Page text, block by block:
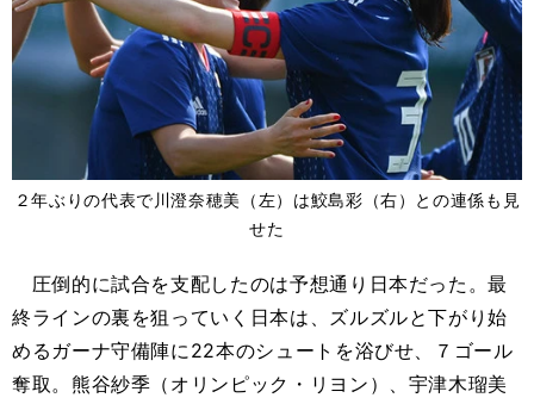
２年ぶりの代表で川澄奈穂美（左）は鮫島彩（右）との連係も見
せた
圧倒的に試合を支配したのは予想通り日本だった。最
終ラインの裏を狙っていく日本は、ズルズルと下がり始
めるガーナ守備陣に22本のシュートを浴びせ、７ゴール
奪取。熊谷紗季（オリンピック・リヨン）、宇津木瑠美